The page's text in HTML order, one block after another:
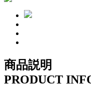
商品説明
PRODUCT